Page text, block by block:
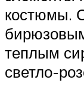
костюмы.
теплым
светло-